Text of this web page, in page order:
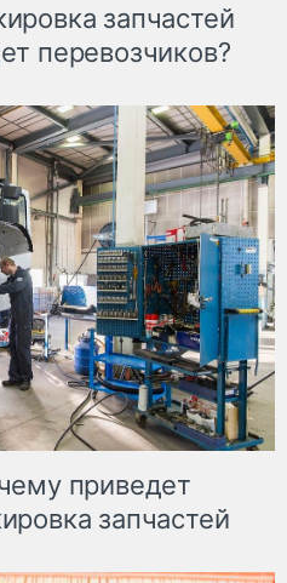
запчастей
перевозчиков?
приведет
запчастей